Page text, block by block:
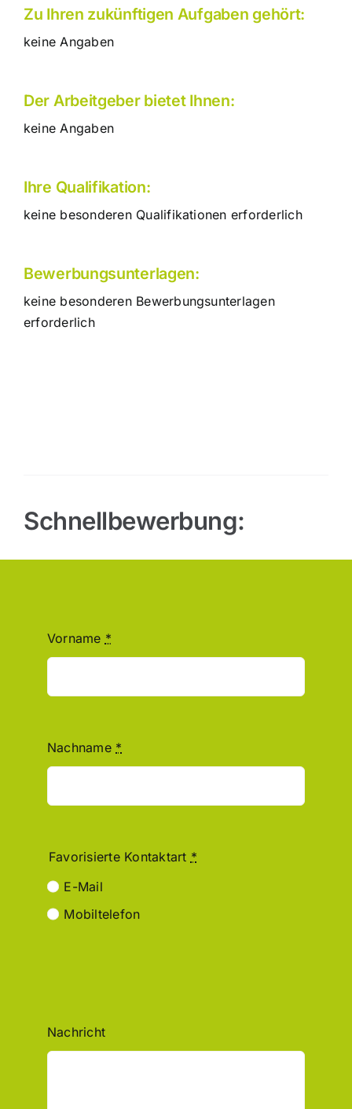
Zu Ihren zukünftigen Aufgaben gehört:
keine Angaben
Der Arbeitgeber bietet Ihnen:
keine Angaben
Ihre Qualifikation:
keine besonderen Qualifikationen erforderlich
Bewerbungsunterlagen:
keine besonderen Bewerbungsunterlagen
erforderlich
Schnellbewerbung:
Vorname *
Nachname *
Favorisierte Kontaktart *
E-Mail
Mobiltelefon
Nachricht